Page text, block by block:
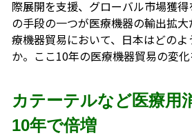
際展開を支援、グローバル市場獲
の手段の一つが医療機器の輸出拡
療機器貿易において、日本はどの
か。ここ10年の医療機器貿易の変化
カテーテルなど医療用
10年で倍増